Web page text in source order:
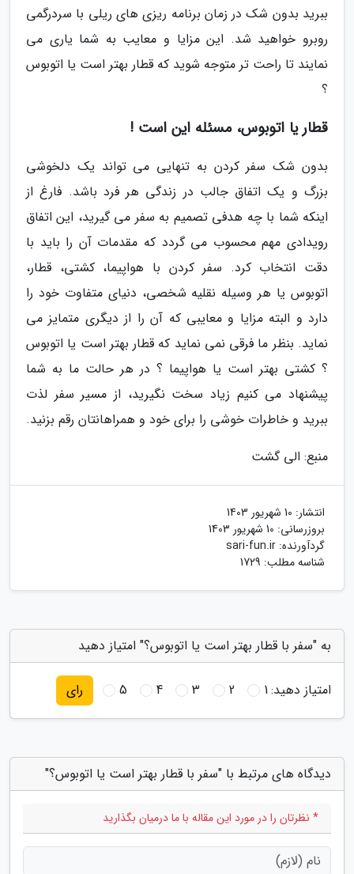
ببرید بدون شک در زمان برنامه ریزی های ریلی با سردرگمی
روبرو خواهید شد. این مزایا و معایب به شما یاری می
نمایند تا راحت تر متوجه شوید که قطار بهتر است یا اتوبوس
؟
قطار یا اتوبوس، مسئله این است !
بدون شک سفر کردن به تنهایی می تواند یک دلخوشی
بزرگ و یک اتفاق جالب در زندگی هر فرد باشد. فارغ از
اینکه شما با چه هدفی تصمیم به سفر می گیرید، این اتفاق
رویدادی مهم محسوب می گردد که مقدمات آن را باید با
دقت انتخاب کرد. سفر کردن با هواپیما، کشتی، قطار،
اتوبوس یا هر وسیله نقلیه شخصی، دنیای متفاوت خود را
دارد و البته مزایا و معایبی که آن را از دیگری متمایز می
نماید. بنظر ما فرقی نمی نماید که قطار بهتر است یا اتوبوس
؟ کشتی بهتر است یا هواپیما ؟ در هر حالت ما به شما
پیشنهاد می کنیم زیاد سخت نگیرید، از مسیر سفر لذت
ببرید و خاطرات خوشی را برای خود و همراهانتان رقم بزنید.
منبع: الی گشت
انتشار: 10 شهریور 1403
بروزرسانی: 10 شهریور 1403
گردآورنده: sari-fun.ir
شناسه مطلب: 1729
به "سفر با قطار بهتر است یا اتوبوس؟" امتیاز دهید
امتیاز دهید:1
2
3
4
5 رای
دیدگاه های مرتبط با "سفر با قطار بهتر است یا اتوبوس؟"
* نظرتان را در مورد این مقاله با ما درمیان بگذارید